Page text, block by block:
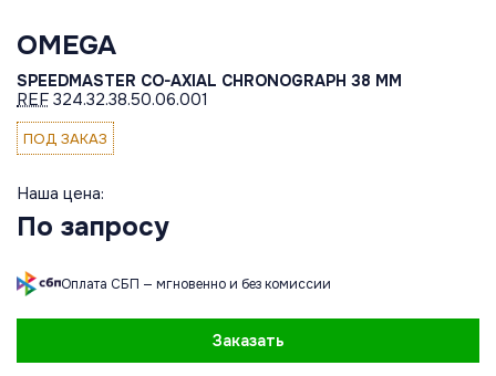
OMEGA
SPEEDMASTER CO-AXIAL CHRONOGRAPH 38 MM
REF 324.32.38.50.06.001
ПОД ЗАКАЗ
Наша цена:
По запросу
Оплата СБП — мгновенно и без комиссии
Заказать